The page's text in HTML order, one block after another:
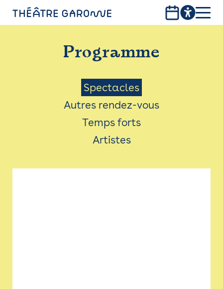
PROGRAMME
INFOS PRATIQUES
AVEC LES PUBLICS
ACCESSIBILITÉ
LES PRODUCTIONS
Programme
Menu
Saison
Spectacles
Autres rendez-vous
Temps forts
Artistes